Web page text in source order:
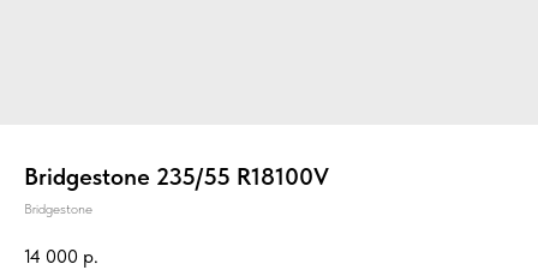
Bridgestone 235/55 R18100V
Bridgestone
14 000 р.